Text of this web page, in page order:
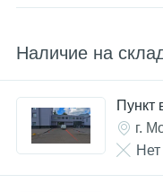
Наличие на
Пункт
г.